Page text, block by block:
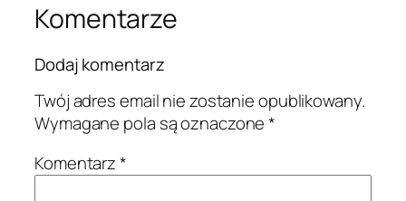
Komentarze
Dodaj komentarz
Twój adres email nie zostanie opublikowany.
Wymagane pola są oznaczone*
Komentarz*